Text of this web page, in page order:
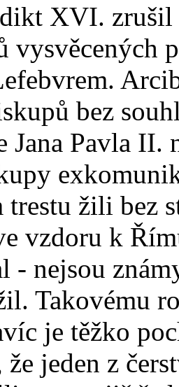
XVI.
vysvěcených
bez
Jana Pavla
žili bez
vzdoru k
- nejsou
Takovému
je těžko
jeden z